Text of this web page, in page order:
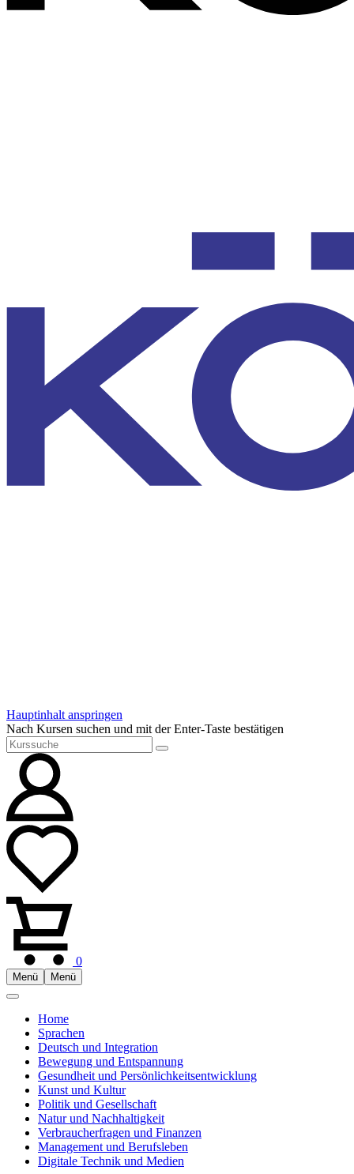
Hauptinhalt anspringen
Nach Kursen suchen und mit der Enter-Taste bestätigen
0
Menü Menü
Home
Sprachen
Deutsch und Integration
Bewegung und Entspannung
Gesundheit und Persönlichkeitsentwicklung
Kunst und Kultur
Politik und Gesellschaft
Natur und Nachhaltigkeit
Verbraucherfragen und Finanzen
Management und Berufsleben
Digitale Technik und Medien